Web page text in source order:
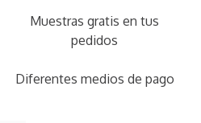
Muestras gratis en tus
pedidos
Diferentes medios de pago